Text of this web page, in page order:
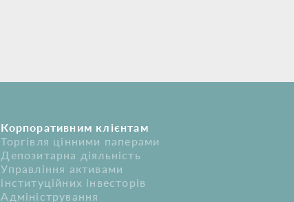
Корпоративним клієнтам
Торгівля цінними паперами
Депозитарна діяльність
Управління активами
інституційних інвесторів
Адміністрування